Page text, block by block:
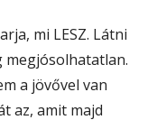
MIÉRT ÉPPEN ÉN?
FÜGGÉSTŐL SZABADON
mi LESZ. Látni
megjósolhatatlan.
a jövővel van
az, amit majd